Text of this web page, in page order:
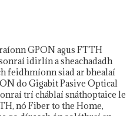
GPON agus FTTH
idirlín a sheachadadh
feidhmíonn siad ar bhealaí
do Gigabit Pasive Optical
trí cháblaí snáthoptaice le
nó Fiber to the Home,